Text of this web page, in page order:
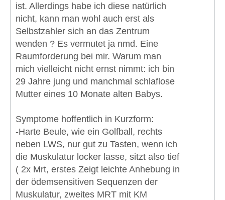
ist. Allerdings habe ich diese natürlich
nicht, kann man wohl auch erst als
Selbstzahler sich an das Zentrum
wenden ? Es vermutet ja nmd. Eine
Raumforderung bei mir. Warum man
mich vielleicht nicht ernst nimmt: ich bin
29 Jahre jung und manchmal schlaflose
Mutter eines 10 Monate alten Babys.
Symptome hoffentlich in Kurzform:
-Harte Beule, wie ein Golfball, rechts
neben LWS, nur gut zu Tasten, wenn ich
die Muskulatur locker lasse, sitzt also tief
( 2x Mrt, erstes Zeigt leichte Anhebung in
der ödemsensitiven Sequenzen der
Muskulatur, zweites MRT mit KM